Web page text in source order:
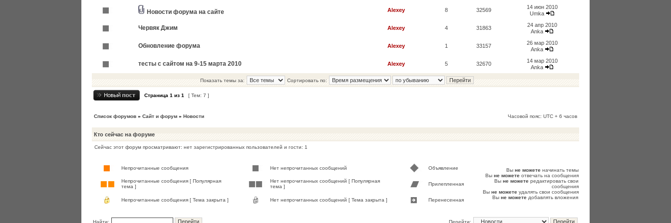
Новости форума на сайте Alexey 8 32569
14 июн 2010
Umka
Червяк Джим Alexey 4 31863
24 апр 2010
Anka
Обновление форума Alexey 1 33157
26 мар 2010
Anka
тесты с сайтом на 9-15 марта 2010 Alexey 5 32670
14 мар 2010
Anka
Показать темы за: Сортировать по:
Страница 1 из 1 [ Тем: 7 ]
Список форумов » Сайт и форум » Новости Часовой пояс: UTC + 6 часов
Кто сейчас на форуме
Сейчас этот форум просматривают: нет зарегистрированных пользователей и гости: 1
Непрочитанные сообщения Нет непрочитанных сообщений Объявление
Непрочитанные сообщения [ Популярная
тема ]
Нет непрочитанных сообщений [ Популярная
тема ]
Прилепленная
Непрочитанные сообщения [ Тема закрыта ] Нет непрочитанных сообщений [ Тема закрыта ] Перенесенная
Вы не можете начинать темы
Вы не можете отвечать на сообщения
Вы не можете редактировать свои
сообщения
Вы не можете удалять свои сообщения
Вы не можете добавлять вложения
Найти: Перейти: